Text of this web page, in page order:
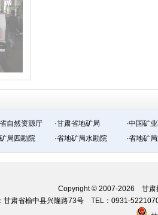
自然资源厅 ·甘肃省地矿局
·中国矿
局四勘院 ·省地矿局水勘院 ·省地矿
Copyright © 2007-2026 甘肃
甘肃省榆中县兴隆路73号 TEL：0931-